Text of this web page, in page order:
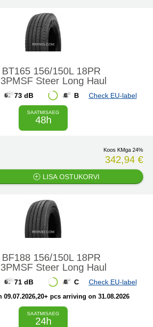
156/150L 18PR
Steer Long Haul
73 dB B Check EU-label
SAATMISAEG
48h
Koos KMga 24%
342,94 €
LISA OSTUKORVI
156/150L 18PR
Steer Long Haul
71 dB C Check EU-label
,20+ pcs arriving on 31.08.2026
SAATMISAEG
24h